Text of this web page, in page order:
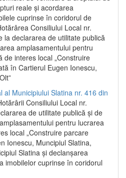
reale și acordarea
cuprinse în coridorul de
Consiliului Local nr.
la declararea de utilitate publică
amplasamentului pentru
de interes local „Construire
în Cartierul Eugen Ionescu,
al Municipiului Slatina nr. 416 din
Consiliului Local nr.
de utilitate publică și de
pentru lucrarea
local „Construire parcare
Ionescu, Muncipiul Slatina,
Slatina și declanșarea
imobilelor cuprinse în coridorul